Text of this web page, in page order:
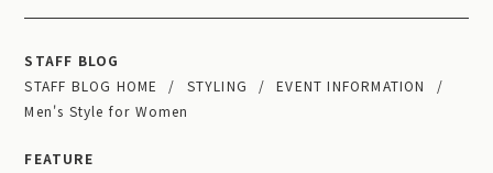
STAFF BLOG
STAFF BLOG HOME
STYLING
EVENT INFORMATION
Men's Style for Women
FEATURE